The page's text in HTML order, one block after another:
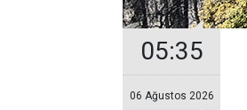
05:35
06 Ağustos 2026